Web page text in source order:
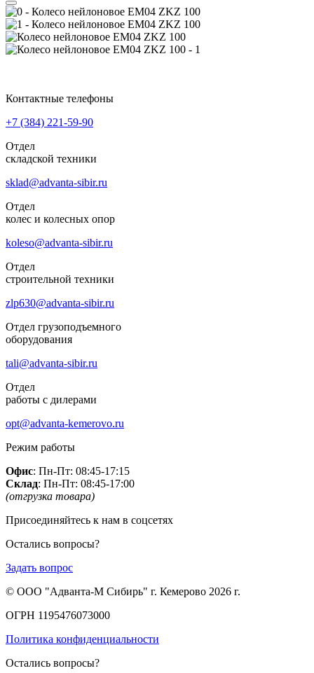
Контактные телефоны
+7 (384) 221-59-90
Отдел
складской техники
sklad@advanta-sibir.ru
Отдел
колес и колесных опор
koleso@advanta-sibir.ru
Отдел
строительной техники
zlp630@advanta-sibir.ru
Отдел грузоподъемного
оборудования
tali@advanta-sibir.ru
Отдел
работы с дилерами
opt@advanta-kemerovo.ru
Режим работы
Офис: Пн-Пт: 08:45-17:15
Склад: Пн-Пт: 08:45-17:00
(отгрузка товара)
Присоединяйтесь к нам в соцсетях
Остались вопросы?
Задать вопрос
© ООО "Адванта-М Сибирь" г. Кемерово 2026 г.
ОГРН 1195476073000
Политика конфиденциальности
Остались вопросы?